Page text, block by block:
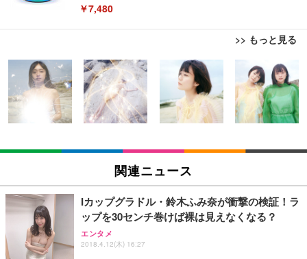
￥7,480
>> もっと見る
[EdoErgo] オフィスチェア 椅子 テレワーク 疲れな
い 跳ね上げ式アームレスト コンパクト 約105度ロッ
キング pc 事務椅子 360度回転 座面昇降 強化ナイロ
ン樹脂ベース 通気性メッシュ 在宅ワーク H-WY01
(黒網+黒枠+黒足)
￥5,699
SIHOO B100 オフィスチェア／デスクチェア メッシ
ュチェア 人間工学 疲れない ブラック
￥27,999
Sezlife オフィスチェア デスクチェア 疲れない テレ
ワーク チェア 強化バックレスト 30度ロッキング機
能 人間工学 椅子 腰サポート 90度跳ね上げ式アーム
EIZO ビジネス向けプレミアムモニター | FlexScan
EV3240X-WT | 31.5型4K UHD・USB Type-C・ホワ
イト
￥105,595
EIZO ビジネス向けプレミアムモニター | FlexScan
￥109,572
【純正品】27"ゲーミングモニター DualSense 充電
フック付き（CFI-ZDM1J）
Amazonベーシック ペットシーツ 薄型 レギュラー 1
回使い捨て 無香料 ホワイト 300枚
￥3,373
Amazonベーシック ペットシーツ 厚型 ワイド 42枚
x2袋(84枚) ホワイト(吸収面:ライトブルー)
￥3,234
ネオ・ルーライフ ネオ・オムツ L 中型犬用 26枚入
り 単品
関連ニュース
Iカップグラドル・鈴木ふみ奈が衝撃の検証！ラ
ップを30センチ巻けば裸は見えなくなる？
エンタメ
2018.4.12(木) 16:27